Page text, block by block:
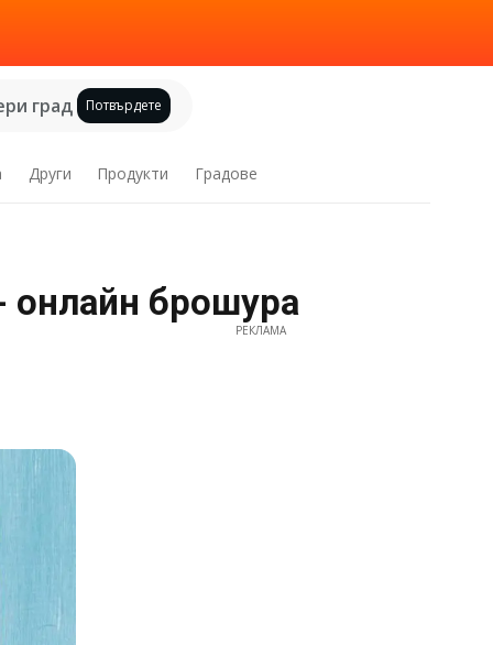
град Потвърдете
Други Продукти Градове
онлайн брошура
РЕКЛАМА